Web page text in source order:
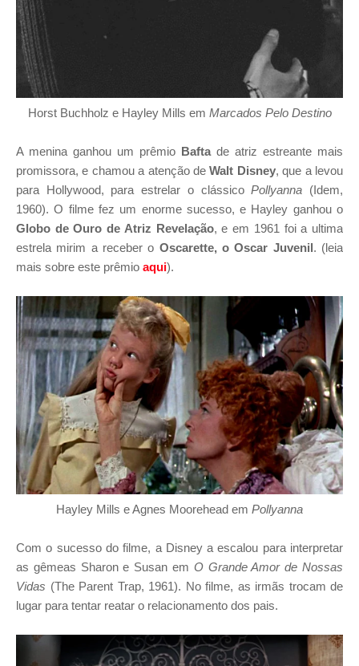
Horst Buchholz e Hayley Mills em Marcados Pelo Destino
A menina ganhou um prêmio Bafta de atriz estreante mais
promissora, e chamou a atenção deWalt Disney, que a levou
para Hollywood, para estrelar o clássicoPollyanna (Idem,
1960). O filme fez um enorme sucesso, e Hayley ganhou o
Globo de Ouro de Atriz Revelação, e em 1961 foi a ultima
estrela mirim a receber o Oscarette, o Oscar Juvenil. (leia
mais sobre este prêmio aqui).
Hayley Mills e Agnes Moorehead em Pollyanna
Com o sucesso do filme, a Disney a escalou para interpretar
as gêmeas Sharon e Susan em O Grande Amor de Nossas
Vidas (The Parent Trap, 1961). No filme, as irmãs trocam de
lugar para tentar reatar o relacionamento dos pais.